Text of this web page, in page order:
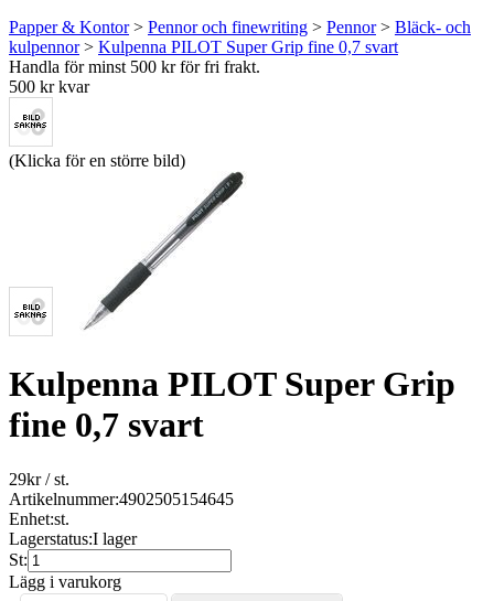
Papper & Kontor> Pennor och finewriting > Pennor> Bläck- och
kulpennor> Kulpenna PILOT Super Grip fine 0,7 svart
Handla för minst 500 kr för fri frakt.
500 kr kvar
(Klicka för en större bild)
Kulpenna PILOT Super Grip
fine 0,7 svart
29kr/ st.
Artikelnummer:4902505154645
Enhet:st.
Lagerstatus:I lager
St:
Lägg i varukorg